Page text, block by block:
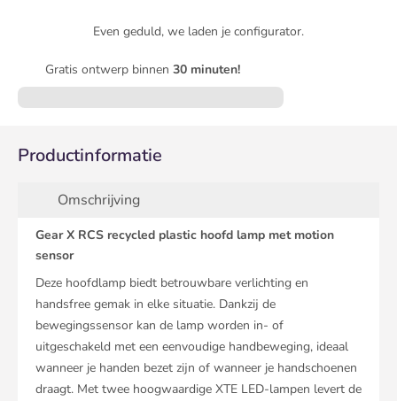
Even geduld, we laden je configurator.
Gratis ontwerp binnen 30 minuten!
Productinformatie
Omschrijving
Gear X RCS recycled plastic hoofd lamp met motion
sensor
Deze hoofdlamp biedt betrouwbare verlichting en
handsfree gemak in elke situatie. Dankzij de
bewegingssensor kan de lamp worden in- of
uitgeschakeld met een eenvoudige handbeweging, ideaal
wanneer je handen bezet zijn of wanneer je handschoenen
draagt. Met twee hoogwaardige XTE LED-lampen levert de